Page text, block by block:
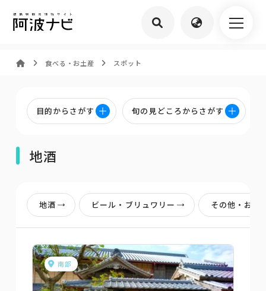
食べる・お土産 スポット
目的からさがす 旬の見どころからさがす
地酒
地酒 ビール・ブリュワリー その他・お酒
南部